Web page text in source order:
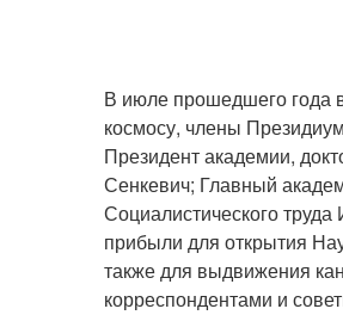
В июле прошедшего года
космосу, члены
Президент академии,
Сенкевич; Главный
Социалистического
прибыли для открытия
также для выдвижения
корреспондентами и